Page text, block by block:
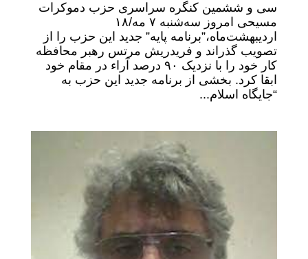
سی و ششمین کنگره سراسری حزب دموکرات
مسیحی امروز سه‌شنبه ۷ مه/۱۸
اردیبهشت‌ماه،”برنامه پایه” جدید این حزب را از
تصویب گذراند و فریدریش مرتس رهبر محافظه
کار خود را با نزدیک ۹۰ درصد آراء در مقام خود
ابقا کرد. بخشی از برنامه جدید این حزب به
“جایگاه اسلام...